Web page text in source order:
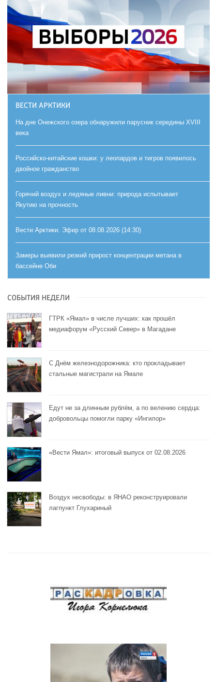
ВЕСТИ АРКТИКИ
На дне Онежского озера обнаружили парусник середины XVIII
века
Российско-китайские кошки: у леопардов и тигров появилось
двойное гражданство
Горячий воздух и ледяные ливни: природа испытывает
Якутию на прочность
Вести Арктики. Эфир от 08.08.2026 (14:30)
Замеры выявили резкий прирост концентрации метана в
бассейне Оби
СОБЫТИЯ НЕДЕЛИ
ГТРК «Ямал» в числе лучших: как прошёл
медиафорум «Русский Север» в Магадане
С Днём железнодорожника: кто прокладывает
стальные магистрали на Ямале
Едут не за длинным рублём, а по велению сердца:
добровольцы помогли парку «Ингилор»
«Вести Ямал»: итоговый выпуск от 02.08.2026
Воздух несвободы: в ЯНАО реконструировали
лагпункт Глухариный